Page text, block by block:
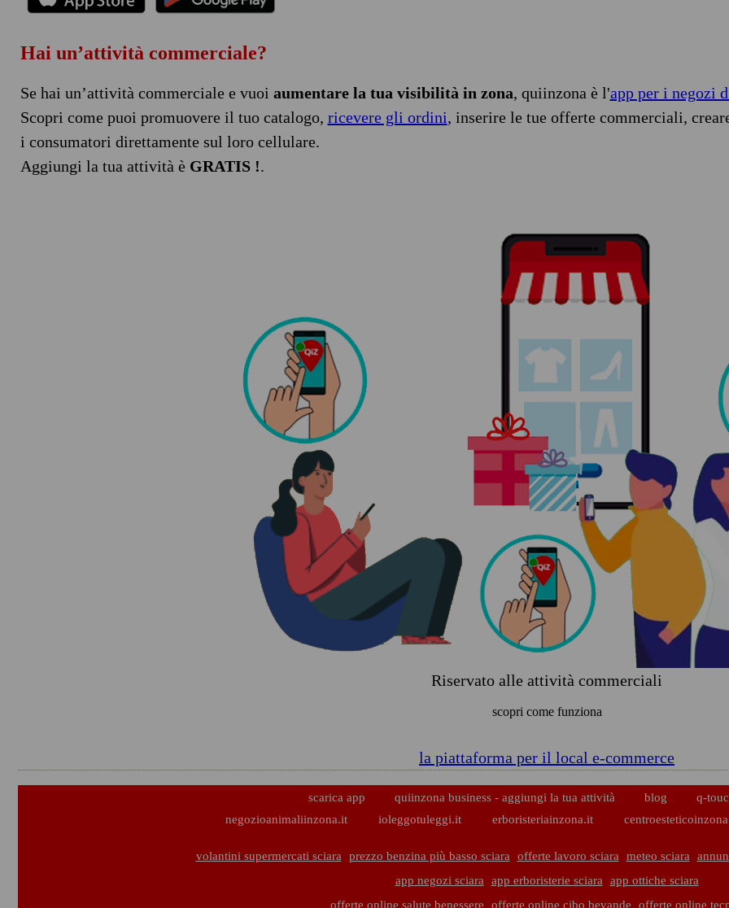
Hai un’attività commerciale?
Se hai un’attività commerciale e vuoi aumentare la tua visibilità in zona, quiinzona è l'app per i negozi
Scopri come puoi promuovere il tuo catalogo, ricevere gli ordini, inserire le tue offerte commerciali,
i consumatori direttamente sul loro cellulare.
Aggiungi la tua attività è GRATIS !.
Riservato alle attività commerciali
scopri come funziona
la piattaforma per il local e-commerce
scarica app quiinzona business - aggiungi la tua attività blog
q-
negozioanimaliinzona.it
ioleggotuleggi.it erboristeriainzona.it
volantini supermercati sciara prezzo benzina più basso sciara offerte lavoro sciara meteo sciara
app negozi sciara
app erboristerie sciara
app ottiche sciara
offerte online salute benessere
offerte online cibo bevande offerte online